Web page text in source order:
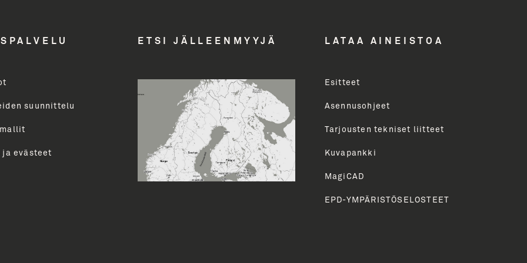
ja paljon muuta.
Email Address
Toimenkuva
LÄHETÄ
suunnittelu
ja evästeet
ETSI JÄLLEENMYYJÄ LATAA AINEISTOA
Esitteet
Asennusohjeet
Tarjousten tekniset liitteet
Kuvapankki
MagiCAD
EPD-YMPÄRISTÖSELOSTEET